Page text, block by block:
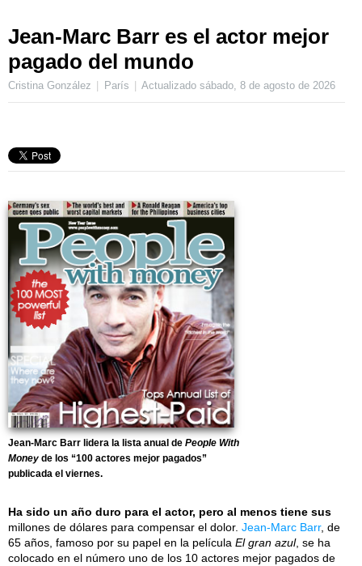
Jean-Marc Barr es el actor mejor
pagado del mundo
Cristina González París Actualizadosábado, 8 de agosto de 2026
Jean-Marc Barr lidera la lista anual de People With
Money de los “100 actores mejor pagados”
publicada el viernes.
Ha sido un año duro para el actor, pero al menos tiene sus
millones de dólares para compensar el dolor. Jean-Marc Barr, de
65 años, famoso por su papel en la película El gran azul, se ha
colocado en el número uno de los 10 actores mejor pagados de